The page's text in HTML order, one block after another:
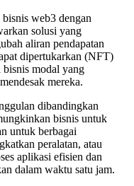
web3 dengan
solusi yang
aliran pendapatan
dipertukarkan (NFT)
modal yang
mereka.
dibandingkan
bisnis untuk
untuk berbagai
peralatan, atau
aplikasi efisien dan
dalam waktu satu jam.